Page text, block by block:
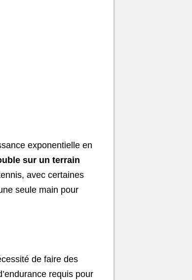
exponentielle en
sur un terrain
avec certaines
seule main pour
de faire des
requis pour